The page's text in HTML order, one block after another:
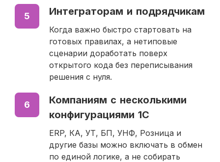
5 Интеграторам и подрядчикам
Когда важно быстро стартовать на
готовых правилах, а нетиповые
сценарии доработать поверх
открытого кода без переписывания
решения с нуля.
6
Компаниям с несколькими
конфигурациями 1С
ERP, КА, УТ, БП, УНФ, Розница и
другие базы можно включать в обмен
по единой логике, а не собирать